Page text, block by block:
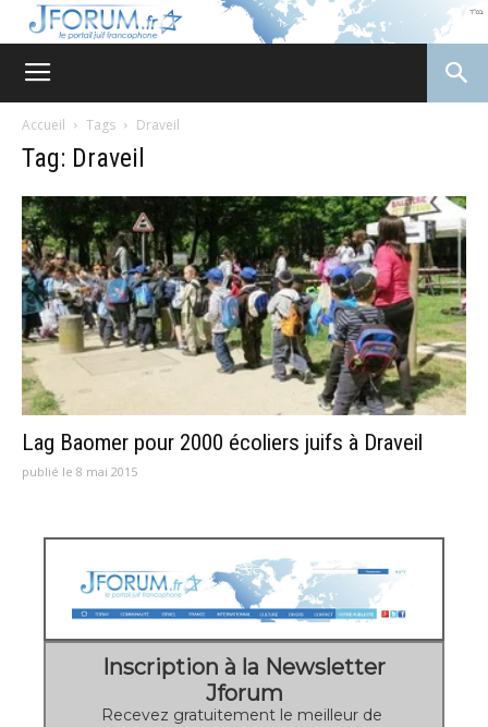
Accueil Tags Draveil
Tag: Draveil
Lag Baomer pour 2000 écoliers juifs à Draveil
publié le 8 mai 2015
Inscription à la Newsletter
Jforum
Recevez gratuitement le meilleur de